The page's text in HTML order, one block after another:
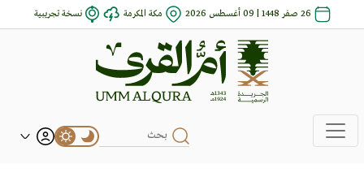
26 صفر 1448 | 09 أغسطس 2026 مكة المكرمة نسخة تجريبية